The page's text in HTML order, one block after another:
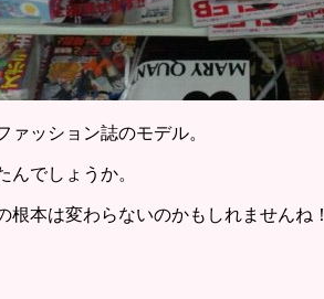
ッション誌のモデル。
んでしょうか。
根本は変わらないのかもしれませんね！